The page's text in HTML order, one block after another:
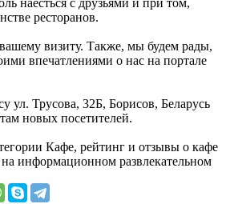
наесться с друзьями и при том,
ресторанов.
визиту. Также, мы будем рады,
впечатлениями о нас на портале
ул. Трусова, 32Б, Борисов, Беларусь
новых посетителей.
Кафе, рейтинг и отзывы о кафе
информационном развлекательном